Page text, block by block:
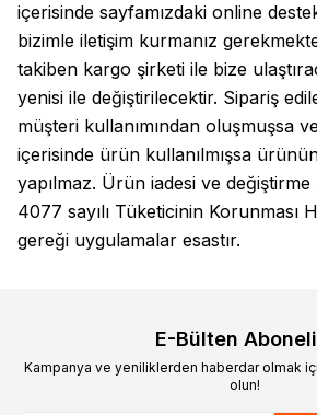
içerisinde sayfamızdaki online
bizimle iletişim kurmanız
takiben kargo şirketi ile bize
yenisi ile değiştirilecektir. Sipariş
müşteri kullanımından oluşmuşsa
içerisinde ürün kullanılmışsa
yapılmaz. Ürün iadesi ve
4077 sayılı Tüketicinin Korunması
gereği uygulamalar esastır.
E-Bülten
Kampanya ve yeniliklerden haberdar olmak
olun!